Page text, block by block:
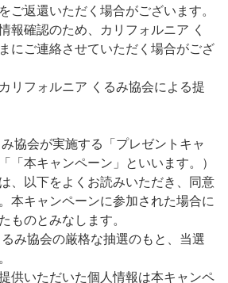
ご返還いただく場合がございます。
報確認のため、カリフォルニア く
にご連絡させていただく場合がござ
リフォルニア くるみ協会による提
協会が実施する「プレゼントキャ
「本キャンペーン」といいます。）
、以下をよくお読みいただき、同意
本キャンペーンに参加された場合に
ものとみなします。
るみ協会の厳格な抽選のもと、当選
供いただいた個人情報は本キャンペ